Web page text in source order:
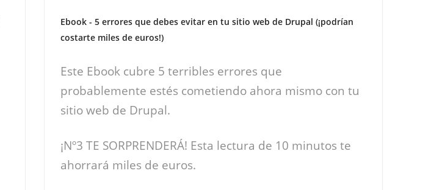
Ebook - 5 errores que debes evitar en tu sitio web de Drupal (¡podrían
costarte miles de euros!)
Este Ebook cubre 5 terribles errores que
probablemente estés cometiendo ahora mismo con tu
sitio web de Drupal.
¡Nº3 TE SORPRENDERÁ! Esta lectura de 10 minutos te
ahorrará miles de euros.